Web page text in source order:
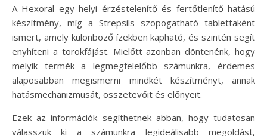
A Hexoral egy helyi érzéstelenítő és fertőtlenítő hatású
készítmény, míg a Strepsils szopogatható tablettaként
ismert, amely különböző ízekben kapható, és szintén segít
enyhíteni a torokfájást. Mielőtt azonban döntenénk, hogy
melyik termék a legmegfelelőbb számunkra, érdemes
alaposabban megismerni mindkét készítményt, annak
hatásmechanizmusát, összetevőit és előnyeit.
Ezek az információk segíthetnek abban, hogy tudatosan
válasszuk ki a számunkra legideálisabb megoldást,